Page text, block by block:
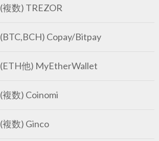
(複数) TREZOR
(BTC,BCH) Copay/Bitpay
(ETH他) MyEtherWallet
(複数) Coinomi
(複数) Ginco